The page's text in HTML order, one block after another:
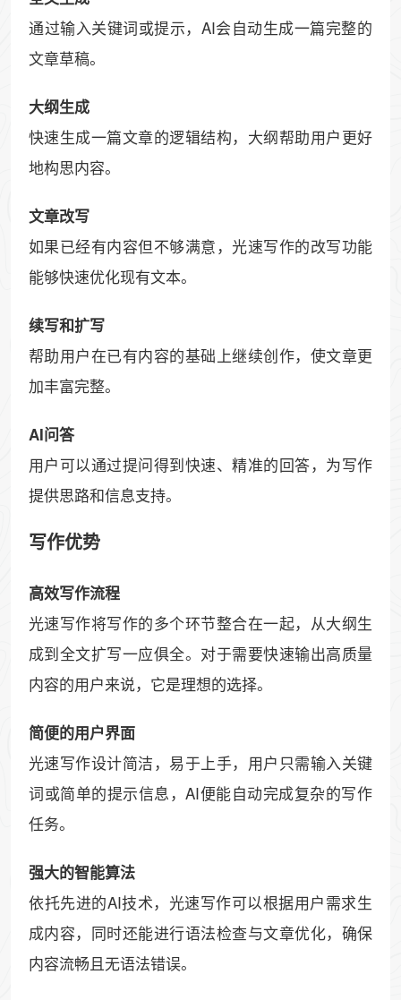
通过输入关键词或提示，AI会自动生成一篇完整的
文章草稿。
大纲生成
快速生成一篇文章的逻辑结构，大纲帮助用户更好
地构思内容。
文章改写
如果已经有内容但不够满意，光速写作的改写功能
能够快速优化现有文本。
续写和扩写
帮助用户在已有内容的基础上继续创作，使文章更
加丰富完整。
AI问答
用户可以通过提问得到快速、精准的回答，为写作
提供思路和信息支持。
写作优势
高效写作流程
光速写作将写作的多个环节整合在一起，从大纲生
成到全文扩写一应俱全。对于需要快速输出高质量
内容的用户来说，它是理想的选择。
简便的用户界面
光速写作设计简洁，易于上手，用户只需输入关键
词或简单的提示信息，AI便能自动完成复杂的写作
任务。
强大的智能算法
依托先进的AI技术，光速写作可以根据用户需求生
成内容，同时还能进行语法检查与文章优化，确保
内容流畅且无语法错误。